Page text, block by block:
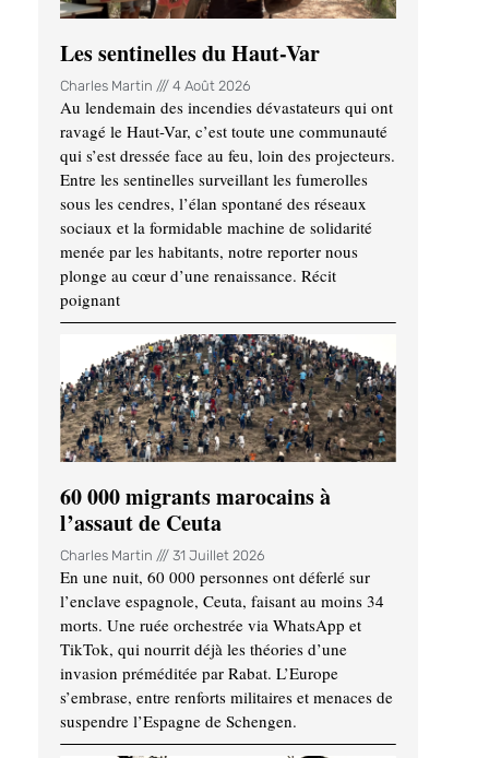
Les sentinelles du Haut-Var
Charles Martin 4 Août 2026
Au lendemain des incendies dévastateurs qui ont
ravagé le Haut-Var, c’est toute une communauté
qui s’est dressée face au feu, loin des projecteurs.
Entre les sentinelles surveillant les fumerolles
sous les cendres, l’élan spontané des réseaux
sociaux et la formidable machine de solidarité
menée par les habitants, notre reporter nous
plonge au cœur d’une renaissance. Récit
poignant
60 000 migrants marocains à
l’assaut de Ceuta
Charles Martin 31 Juillet 2026
En une nuit, 60 000 personnes ont déferlé sur
l’enclave espagnole, Ceuta, faisant au moins 34
morts. Une ruée orchestrée via WhatsApp et
TikTok, qui nourrit déjà les théories d’une
invasion préméditée par Rabat. L’Europe
s’embrase, entre renforts militaires et menaces de
suspendre l’Espagne de Schengen.